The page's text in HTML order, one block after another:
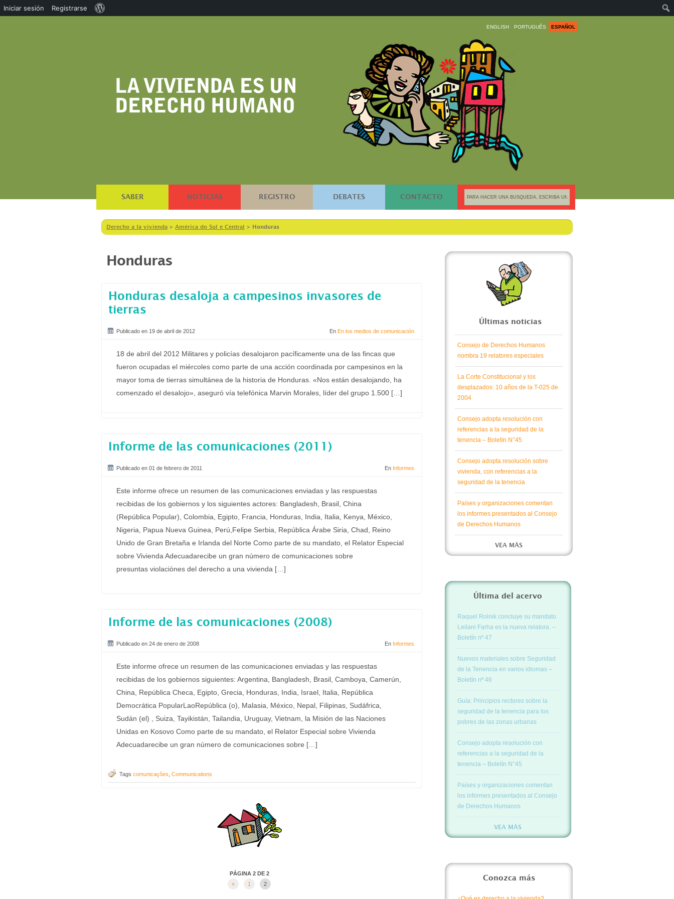
ENGLISH PORTUGUÊS ESPAÑOL
SABER NOTICIAS REGISTRO DEBATES CONTACTO
Derecho a la vivienda > América do Sul e Central > Honduras
Honduras
Honduras desaloja a campesinos invasores de
tierras
Publicado en 19 de abril de 2012 En En los medios de comunicación
18 de abril del 2012 Militares y policías desalojaron pacíficamente una de las fincas que
fueron ocupadas el miércoles como parte de una acción coordinada por campesinos en la
mayor toma de tierras simultánea de la historia de Honduras. «Nos están desalojando, ha
comenzado el desalojo», aseguró vía telefónica Marvin Morales, líder del grupo 1.500 […]
Informe de las comunicaciones (2011)
Publicado en 01 de febrero de 2011 En Informes
Este informe ofrece un resumen de las comunicaciones enviadas y las respuestas
recibidas de los gobiernos y los siguientes actores: Bangladesh, Brasil, China
(República Popular), Colombia, Egipto, Francia, Honduras, India, Italia, Kenya, México,
Nigeria, Papua Nueva Guinea, Perú,Felipe Serbia, República Árabe Siria, Chad, Reino
Unido de Gran Bretaña e Irlanda del Norte Como parte de su mandato, el Relator Especial
sobre Vivienda Adecuadarecibe un gran número de comunicaciones sobre
presuntas violaciónes del derecho a una vivienda […]
Informe de las comunicaciones (2008)
Publicado en 24 de enero de 2008 En Informes
Este informe ofrece un resumen de las comunicaciones enviadas y las respuestas
recibidas de los gobiernos siguientes: Argentina, Bangladesh, Brasil, Camboya, Camerún,
China, República Checa, Egipto, Grecia, Honduras, India, Israel, Italia, República
Democrática PopularLaoRepública (o), Malasia, México, Nepal, Filipinas, Sudáfrica,
Sudán (el) , Suiza, Tayikistán, Tailandia, Uruguay, Vietnam, la Misión de las Naciones
Unidas en Kosovo Como parte de su mandato, el Relator Especial sobre Vivienda
Adecuadarecibe un gran número de comunicaciones sobre […]
Tags comunicações Communications
PÁGINA 2 DE 2
«
1 2
Últimas noticias
Consejo de Derechos Humanos
nombra 19 relatores especiales
La Corte Constitucional y los
desplazados: 10 años de la T-025 de
2004
Consejo adopta resolución con
referencias a la seguridad de la
tenencia – Boletín N°45
Consejo adopta resolución sobre
vivienda, con referencias a la
seguridad de la tenencia
Países y organizaciones comentan
los informes presentados al Consejo
de Derechos Humanos
VEA MÁS
Última del acervo
Raquel Rolnik concluye su mandato.
Leilani Farha es la nueva relatora. –
Boletín nº 47
Nuevos materiales sobre Seguridad
de la Tenencia en varios idiomas –
Boletín nº 46
Guía: Principios rectores sobre la
seguridad de la tenencia para los
pobres de las zonas urbanas
Consejo adopta resolución con
referencias a la seguridad de la
tenencia – Boletín N°45
Países y organizaciones comentan
los informes presentados al Consejo
de Derechos Humanos
VEA MÁS
Conozca más
Iniciar sesión Registrarse